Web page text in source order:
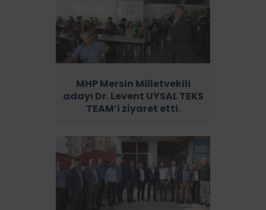
MHP Mersin Milletvekili
adayı Dr. Levent UYSAL TEKS
TEAM’i ziyaret etti.